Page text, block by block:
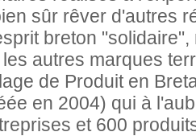
sûr rêver d'autres
breton
autres marques
de Produit en
en 2004) qui à
et 600